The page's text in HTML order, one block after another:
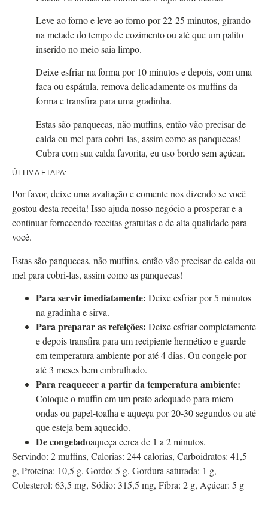
Leve ao forno e leve ao forno por 22-25 minutos, girando
na metade do tempo de cozimento ou até que um palito
inserido no meio saia limpo.
Deixe esfriar na forma por 10 minutos e depois, com uma
faca ou espátula, remova delicadamente os muffins da
forma e transfira para uma gradinha.
Estas são panquecas, não muffins, então vão precisar de
calda ou mel para cobri-las, assim como as panquecas!
Cubra com sua calda favorita, eu uso bordo sem açúcar.
ÚLTIMA ETAPA:
Por favor, deixe uma avaliação e comente nos dizendo se você
gostou desta receita! Isso ajuda nosso negócio a prosperar e a
continuar fornecendo receitas gratuitas e de alta qualidade para
você.
Estas são panquecas, não muffins, então vão precisar de calda ou
mel para cobri-las, assim como as panquecas!
Para servir imediatamente: Deixe esfriar por 5 minutos
na gradinha e sirva.
Para preparar as refeições: Deixe esfriar completamente
e depois transfira para um recipiente hermético e guarde
em temperatura ambiente por até 4 dias. Ou congele por
até 3 meses bem embrulhado.
Para reaquecer a partir da temperatura ambiente:
Coloque o muffin em um prato adequado para micro-
ondas ou papel-toalha e aqueça por 20-30 segundos ou até
que esteja bem aquecido.
De congeladoaqueça cerca de 1 a 2 minutos.
Servindo: 2muffins, Calorias: 244calorias, Carboidratos: 41,5
g, Proteína: 10,5 g, Gordo: 5 g, Gordura saturada: 1 g,
Colesterol: 63,5 mg, Sódio: 315,5 mg, Fibra: 2 g, Açúcar: 5 g